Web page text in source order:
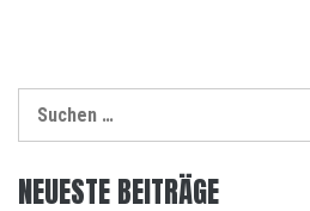
nach:
NEUESTE BEITRÄGE